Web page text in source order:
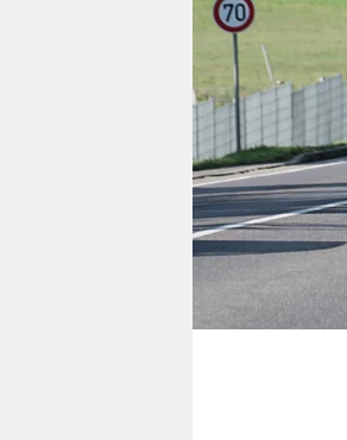
verlag
verlag
veranstaltungen
shop
fragen & hilfe
unterstützen
abo